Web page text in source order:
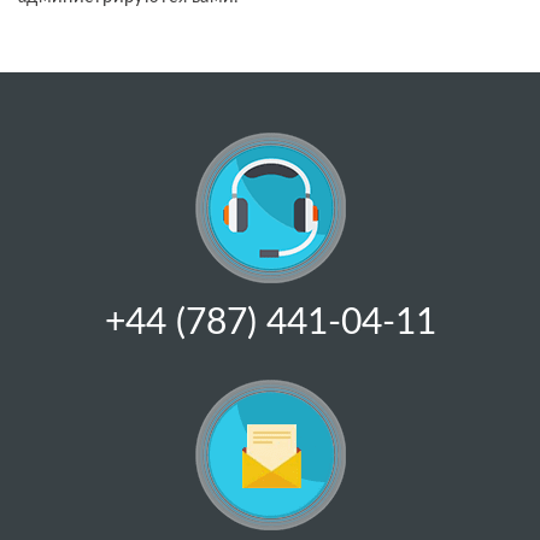
+44 (787) 441-04-11